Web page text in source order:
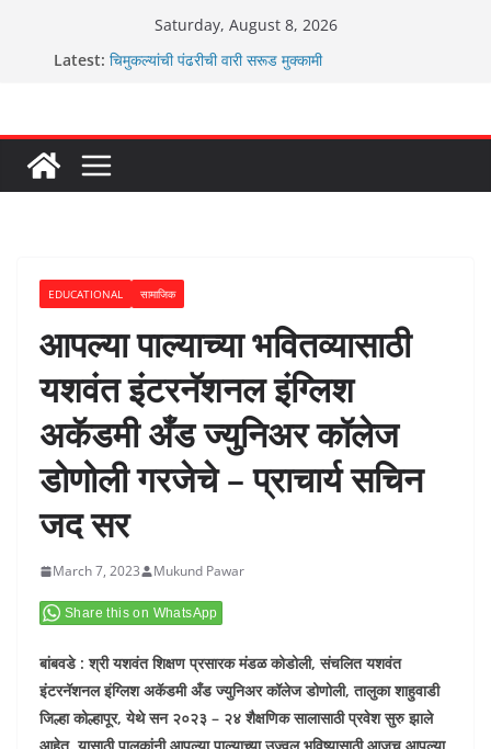
Saturday, August 8, 2026
Latest: ग्रामपंचायत बांबवडे मध्ये “आण्णाभाऊ साठे” यांची जयंती संपन्न
आम्ही वारस सह्याद्रीचे कौतुक सोहळा २०२६
EDUCATIONAL सामाजिक
आपल्या पाल्याच्या भवितव्यासाठी
यशवंत इंटरनॅशनल इंग्लिश
अकॅडमी अँड ज्युनिअर कॉलेज
डोणोली गरजेचे – प्राचार्य सचिन
जद सर
March 7, 2023 Mukund Pawar
Share this on WhatsApp
बांबवडे : श्री यशवंत शिक्षण प्रसारक मंडळ कोडोली, संचलित यशवंत
इंटरनॅशनल इंग्लिश अकॅडमी अँड ज्युनिअर कॉलेज डोणोली, तालुका शाहुवाडी
जिल्हा कोल्हापूर, येथे सन २०२३ – २४ शैक्षणिक सालासाठी प्रवेश सुरु झाले